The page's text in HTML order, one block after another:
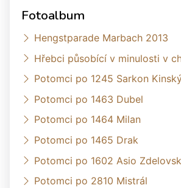
Fotoalbum
Hengstparade Marbach 2013
Hřebci působící v minulosti v
Potomci po 1245 Sarkon
Potomci po 1463 Dubel
Potomci po 1464 Milan
Potomci po 1465 Drak
Potomci po 1602 Asio
Potomci po 2810 Mistrál